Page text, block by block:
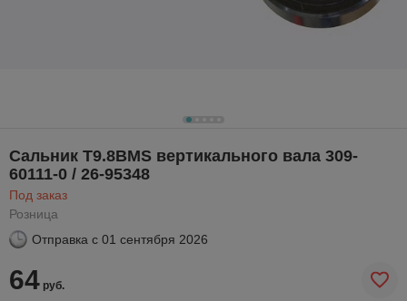
Сальник T9.8BMS вертикального вала 309-
60111-0 / 26-95348
Под заказ
Розница
Отправка с 01 сентября 2026
64 руб.